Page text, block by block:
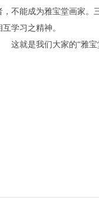
，不能成为雅宝堂画家。
互学习之精神。
就是我们大家的“雅宝